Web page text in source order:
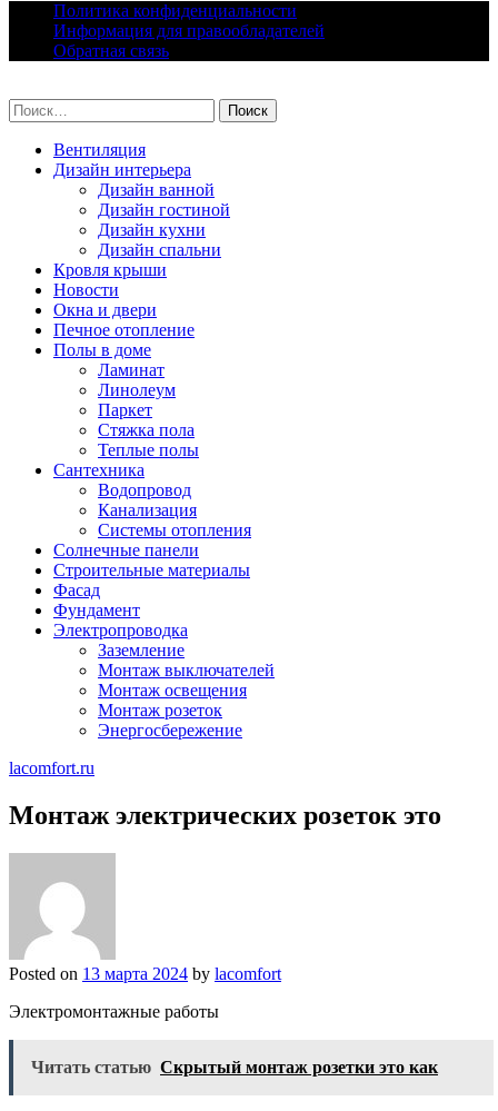
content
Политика конфиденциальности
Информация для правообладателей
Обратная связь
Найти:
Вентиляция
Дизайн интерьера
Дизайн ванной
Дизайн гостиной
Дизайн кухни
Дизайн спальни
Кровля крыши
Новости
Окна и двери
Печное отопление
Полы в доме
Ламинат
Линолеум
Паркет
Стяжка пола
Теплые полы
Сантехника
Водопровод
Канализация
Системы отопления
Солнечные панели
Строительные материалы
Фасад
Фундамент
Электропроводка
Заземление
Монтаж выключателей
Монтаж освещения
Монтаж розеток
Энергосбережение
lacomfort.ru
Монтаж электрических розеток это
Posted on 13 марта 2024 by lacomfort
Электромонтажные работы
Читать статью Скрытый монтаж розетки это как